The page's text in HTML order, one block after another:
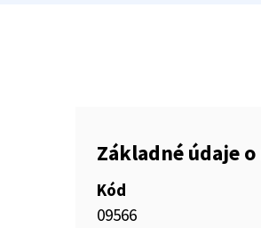
Základné údaje
Kód
09566